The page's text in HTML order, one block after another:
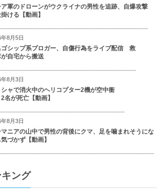
ア軍のドローンがウクライナの男性を追跡、自爆攻撃
ける【動画】
8月5日
ゴシップ系ブロガー、自傷行為をライブ配信 救
自宅から搬送
8月3日
シャで消火中のヘリコプター2機が空中衝
名が死亡【動画】
8月3日
ニアの山中で男性の背後にクマ、足を噛まれそうにな
づかず【動画】
ング